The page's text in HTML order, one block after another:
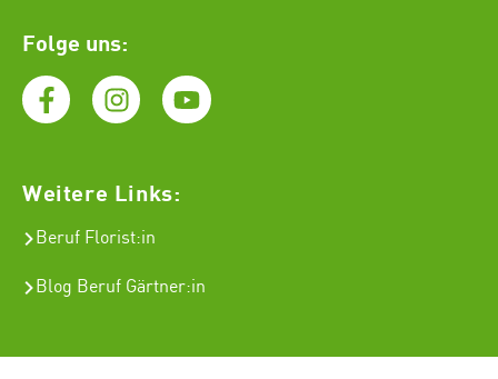
Folge uns:
Weitere Links:
Beruf Florist:in
Blog Beruf Gärtner:in